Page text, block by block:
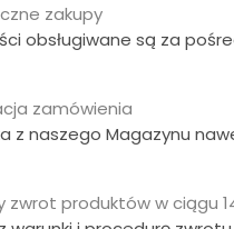
zakupy
obsługiwane są za
zamówienia
z naszego Magazynu
zwrot produktów w ciągu